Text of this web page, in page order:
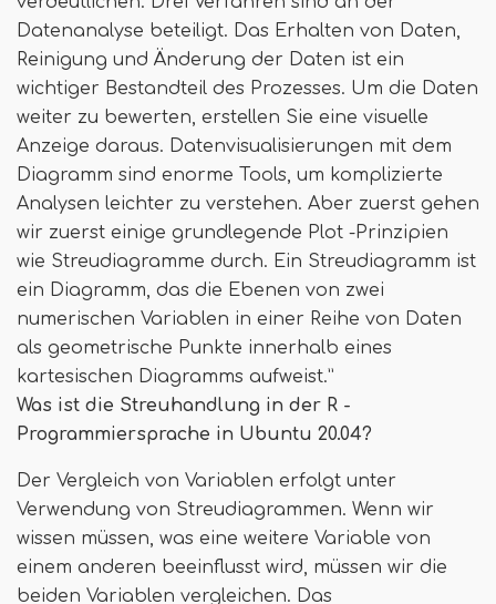
Datenanalyse beteiligt. Das Erhalten von Daten,
Reinigung und Änderung der Daten ist ein
wichtiger Bestandteil des Prozesses. Um die Daten
weiter zu bewerten, erstellen Sie eine visuelle
Anzeige daraus. Datenvisualisierungen mit dem
Diagramm sind enorme Tools, um komplizierte
Analysen leichter zu verstehen. Aber zuerst gehen
wir zuerst einige grundlegende Plot -Prinzipien
wie Streudiagramme durch. Ein Streudiagramm ist
ein Diagramm, das die Ebenen von zwei
numerischen Variablen in einer Reihe von Daten
als geometrische Punkte innerhalb eines
kartesischen Diagramms aufweist.”
Was ist die Streuhandlung in der R -
Programmiersprache in Ubuntu 20.04?
Der Vergleich von Variablen erfolgt unter
Verwendung von Streudiagrammen. Wenn wir
wissen müssen, was eine weitere Variable von
einem anderen beeinflusst wird, müssen wir die
beiden Variablen vergleichen. Das